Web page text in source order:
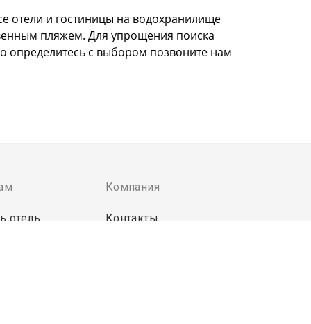
отели и гостиницы на водохранилище
пляжем. Для упрощения поиска
определитесь с выбором позвоните нам
отель
Компания
Контакты